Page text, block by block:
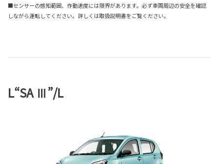
■センサーの感知範囲、作動速度には限界があります。必ず車両周辺の安全を確認
しながら運転してください。詳しくは取扱説明書をご覧ください。
L“SA Ⅲ”/L